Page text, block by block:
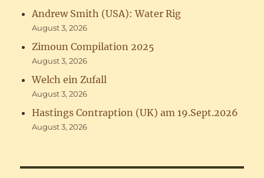
Andrew Smith (USA): Water Rig
August 3, 2026
Zimoun Compilation 2025
August 3, 2026
Welch ein Zufall
August 3, 2026
Hastings Contraption (UK) am 19.Sept.2026
August 3, 2026